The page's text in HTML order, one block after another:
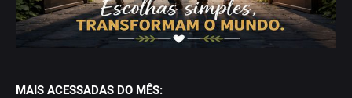
MAIS ACESSADAS DO MÊS: